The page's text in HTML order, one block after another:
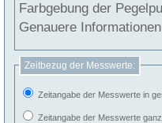
Farbgebung der
Genauere
Zeitbezug der Messwerte:
Zeitangabe der Messwerte in
Zeitangabe der Messwerte